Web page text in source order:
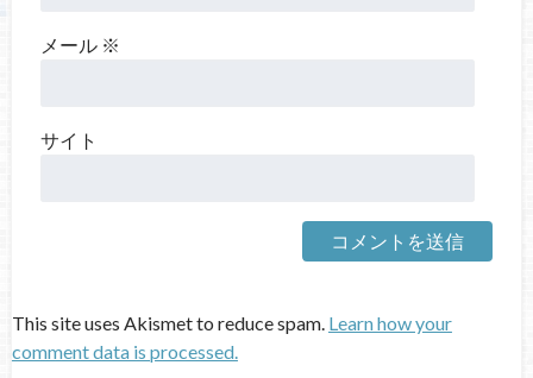
メール ※
サイト
This site uses Akismet to reduce spam. Learn how your
comment data is processed.